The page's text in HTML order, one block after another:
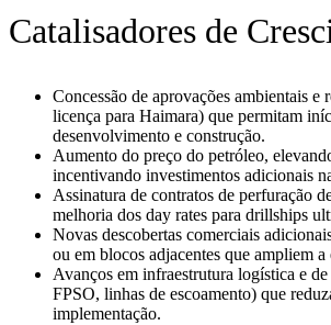
Catalisadores de
Concessão de aprovações ambientais e
licença para Haimara) que permitam
desenvolvimento e construção.
Aumento do preço do petróleo,
incentivando investimentos adicionais
Assinatura de contratos de perfuração
melhoria dos day rates para drillships
Novas descobertas comerciais
ou em blocos adjacentes que ampliem a
Avanços em infraestrutura logística e
FPSO, linhas de escoamento) que
implementação.